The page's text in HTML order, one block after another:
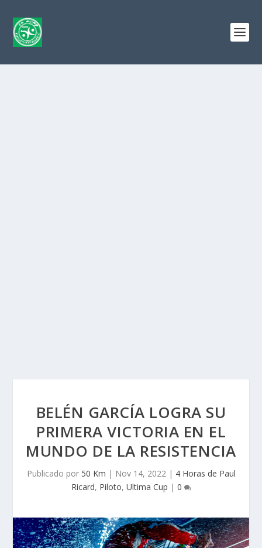
BELÉN GARCÍA LOGRA SU
PRIMERA VICTORIA EN EL
MUNDO DE LA RESISTENCIA
Publicado por 50 Km | Nov 14, 2022| 4 Horas de Paul
Ricard, Piloto, Ultima Cup | 0